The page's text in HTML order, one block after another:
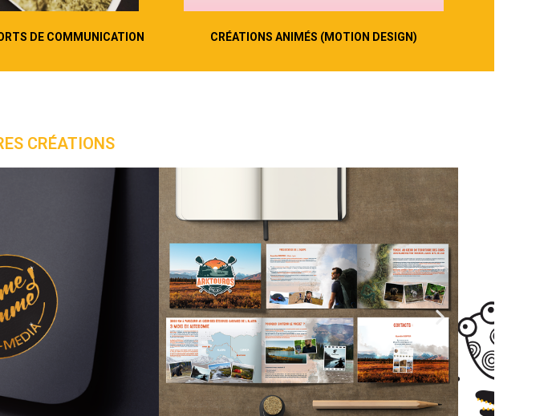
DE COMMUNICATION CRÉATIONS ANIMÉS (MOTION DESIGN)
CRÉATIONS